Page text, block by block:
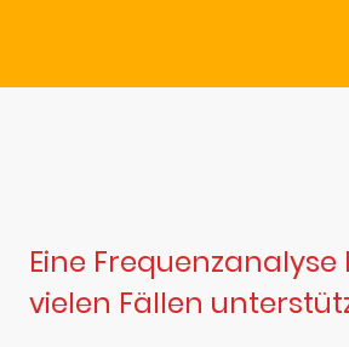
Eine Frequenzanalyse
vielen Fällen